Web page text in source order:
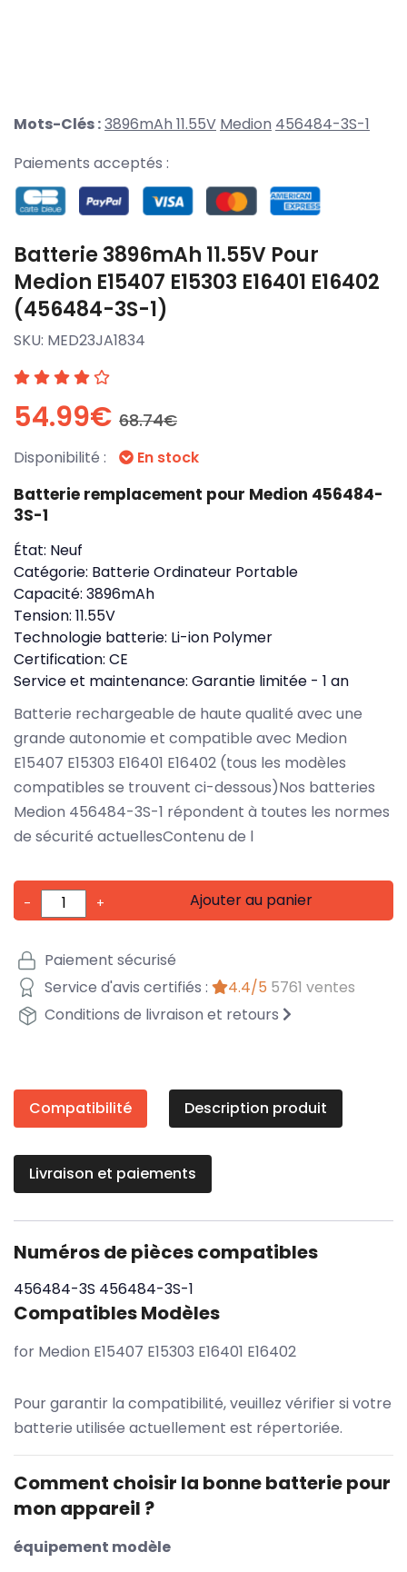
Mots-Clés :3896mAh 11.55V Medion 456484-3S-1
Paiements acceptés :
Batterie 3896mAh 11.55V Pour
Medion E15407 E15303 E16401 E16402
(456484-3S-1)
SKU: MED23JA1834
54.99€ 68.74€
Disponibilité : En stock
Batterie remplacement pour Medion 456484-
3S-1
État: Neuf
Catégorie: Batterie Ordinateur Portable
Capacité: 3896mAh
Tension: 11.55V
Technologie batterie: Li-ion Polymer
Certification: CE
Service et maintenance: Garantie limitée - 1 an
Batterie rechargeable de haute qualité avec une
grande autonomie et compatible avec Medion
E15407 E15303 E16401 E16402 (tous les modèles
compatibles se trouvent ci-dessous)Nos batteries
Medion 456484-3S-1 répondent à toutes les normes
de sécurité actuellesContenu de l
- + Ajouter au panier
Paiement sécurisé
Service d'avis certifiés :
4.4/5 5761 ventes
Conditions de livraison et retours
Compatibilité Description produit
Livraison et paiements
Numéros de pièces compatibles
456484-3S 456484-3S-1
Compatibles Modèles
for Medion E15407 E15303 E16401 E16402
Pour garantir la compatibilité, veuillez vérifier si votre
batterie utilisée actuellement est répertoriée.
Comment choisir la bonne batterie pour
mon appareil ?
équipement modèle